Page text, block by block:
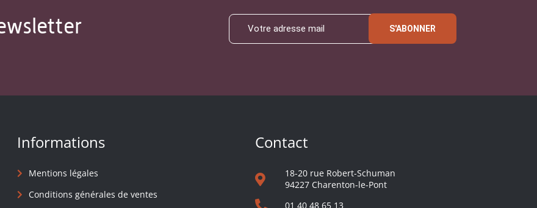
S'ABONNER
Informations
Mentions légales
Conditions générales de ventes
Contact
18-20 rue Robert-Schuman
94227 Charenton-le-Pont
01 40 48 65 13